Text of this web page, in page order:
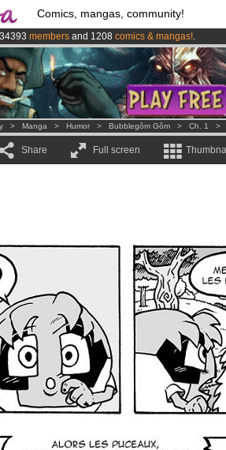
Comics, mangas, community!
members and 1208 comics & mangas!.
from3.95 eurosper month !Get
is now LIVE!.
> Manga > Humor > Bubblegôm Gôm > Ch. 1 >
Share Full screen